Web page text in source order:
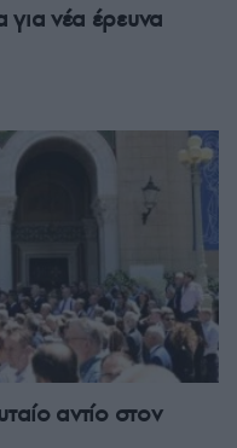
για νέα έρευνα
αντίο στον